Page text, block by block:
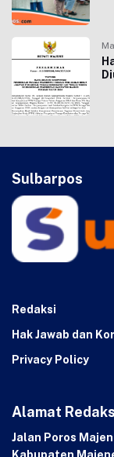
Sulbarpos
Redaksi
Hak Jawab dan
Privacy Policy
Alamat
Jalan Poros